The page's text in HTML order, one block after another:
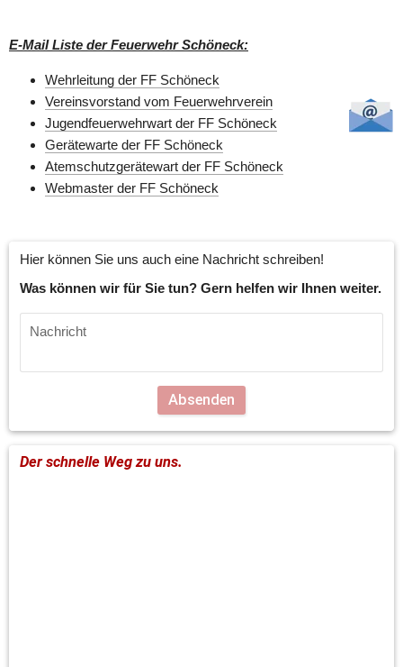
E-Mail Liste der Feuerwehr Schöneck:
Wehrleitung der FF Schöneck
Vereinsvorstand vom Feuerwehrverein
Jugendfeuerwehrwart der FF Schöneck
Gerätewarte der FF Schöneck
Atemschutzgerätewart der FF Schöneck
Webmaster der FF Schöneck
Hier können Sie uns auch eine Nachricht schreiben!
Was können wir für Sie tun? Gern helfen wir Ihnen weiter.
Absenden
Der schnelle Weg zu uns.